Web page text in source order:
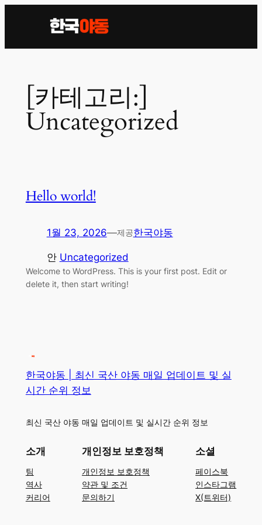
[카테고리:]
Uncategorized
Hello world!
1월 23, 2026—제공한국야동
안 Uncategorized
Welcome to WordPress. This is your first post. Edit or
delete it, then start writing!
한국야동 | 최신 국산 야동 매일 업데이트 및 실
시간 순위 정보
최신 국산 야동 매일 업데이트 및 실시간 순위 정보
소개
팀
역사
커리어
개인정보 보호정책
개인정보 보호정책
약관 및 조건
문의하기
소셜
페이스북
인스타그램
X(트위터)